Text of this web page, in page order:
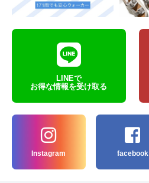
LINEで
お得な情報を受け取る
Instagram facebook